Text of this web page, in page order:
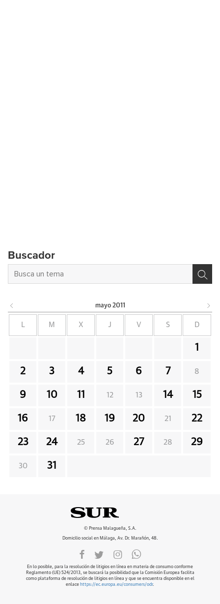
Buscador
mayo 2011
L M X J V S D
1
2 3 4 5 6 7 8
9 10 11 12 13 14 15
16 17 18 19 20 21 22
23 24 25 26 27 28 29
30 31
© Prensa Malagueña, S.A.
Domicilio social en Málaga, Av. Dr. Marañón, 48.
En lo posible, para la resolución de litigios en línea en materia de consumo conforme
Reglamento (UE) 524/2013, se buscará la posibilidad que la Comisión Europea facilita
como plataforma de resolución de litigios en línea y que se encuentra disponible en el
enlace https://ec.europa.eu/consumers/odr.